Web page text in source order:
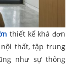
thiết kế khá đơn
thất, tập trung
như sự thông